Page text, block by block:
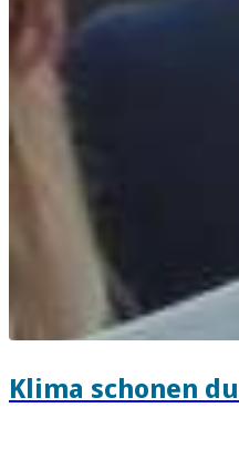
Klima schonen